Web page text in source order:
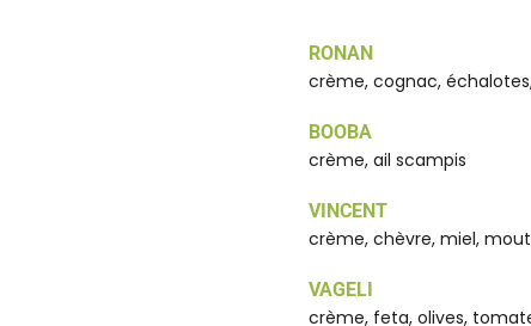
RONAN
crème, cognac,
BOOBA
crème, ail scampis
VINCENT
crème, chèvre, miel,
VAGELI
crème, feta, olives,